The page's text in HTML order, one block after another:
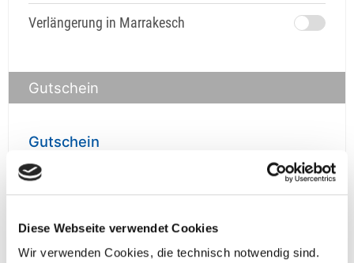
Diese Webseite verwendet Cookies
Wir verwenden Cookies, die technisch notwendig sind.
Verlängerung in Marrakesch
Gutschein
Gutschein
prüfen